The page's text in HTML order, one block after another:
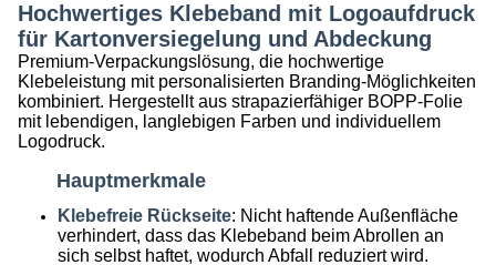
Hochwertiges Klebeband mit Logoaufdruck
für Kartonversiegelung und Abdeckung
Premium-Verpackungslösung, die hochwertige
Klebeleistung mit personalisierten Branding-Möglichkeiten
kombiniert. Hergestellt aus strapazierfähiger BOPP-Folie
mit lebendigen, langlebigen Farben und individuellem
Logodruck.
Hauptmerkmale
Klebefreie Rückseite: Nicht haftende Außenfläche
verhindert, dass das Klebeband beim Abrollen an
sich selbst haftet, wodurch Abfall reduziert wird.